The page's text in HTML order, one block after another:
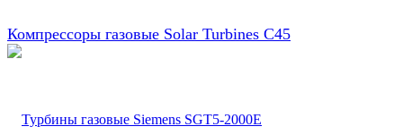
Компрессоры газовые Solar Turbines C45